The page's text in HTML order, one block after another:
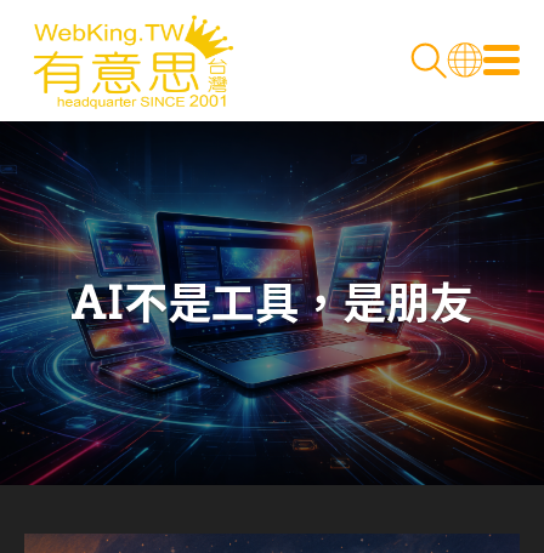
AI不是工具，是朋友